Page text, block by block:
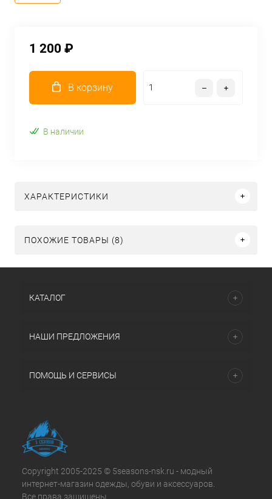
1 200 ₽
В корзину
В наличии
ХАРАКТЕРИСТИКИ
ПОХОЖИЕ ТОВАРЫ (8)
КАТАЛОГ
НАШИ ПРЕДЛОЖЕНИЯ
ПОМОЩЬ И СЕРВИСЫ
Copyright 2005-2025 © 5seasons-nsk.ru - модный
интернет-магазин одежды, обуви и аксессуаров.
Все права защищены.